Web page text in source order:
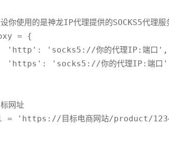
你使用的是神龙IP代理提供的SOCKS5代理服
= {
'http': 'socks5://你的代理IP:端口',
'https': 'socks5://你的代理IP:端口'
网址
= 'https://目标电商网站/product/